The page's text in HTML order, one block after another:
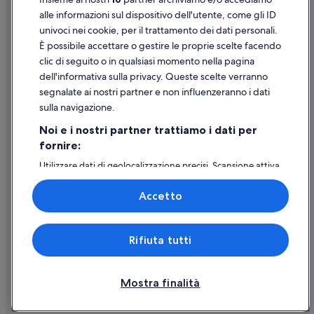
Supporto
Assistenza clienti
Contattaci
Come cancellare un volo
Come modificare la prenotazione di un hotel o una casa vacanze
Utilizzare un coupon Expedia
Documenti per i viaggi internazionali
© 2026 Expedia, Inc., una società di Expedia Group. Tutti i diritti riservati.
Expedia e il logo di Expedia sono marchi registrati o marchi di Expedia,
alle informazioni sul dispositivo dell'utente, come gli ID
univoci nei cookie, per il trattamento dei dati personali.
È possibile accettare o gestire le proprie scelte facendo
clic di seguito o in qualsiasi momento nella pagina
dell'informativa sulla privacy. Queste scelte verranno
segnalate ai nostri partner e non influenzeranno i dati
sulla navigazione.
Noi e i nostri partner trattiamo i dati per
fornire:
Utilizzare dati di geolocalizzazione precisi. Scansione attiva
delle caratteristiche del dispositivo ai fini
dell’identificazione. Archiviare informazioni su dispositivo
e/o accedervi. Pubblicità e contenuti personalizzati,
misurazione delle prestazioni dei contenuti e degli
annunci, ricerche sul pubblico, sviluppo di servizi.
Elenco dei partner (fornitori)
Mostra finalità
Rifiuta tutti
Accetto